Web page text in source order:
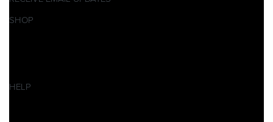
SHOP
HELP